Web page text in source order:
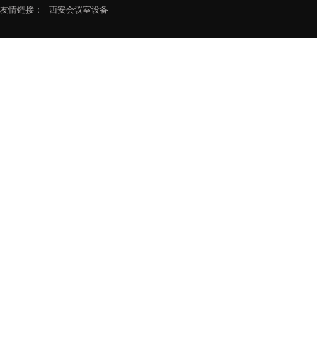
友情链接：
西安会议室设备